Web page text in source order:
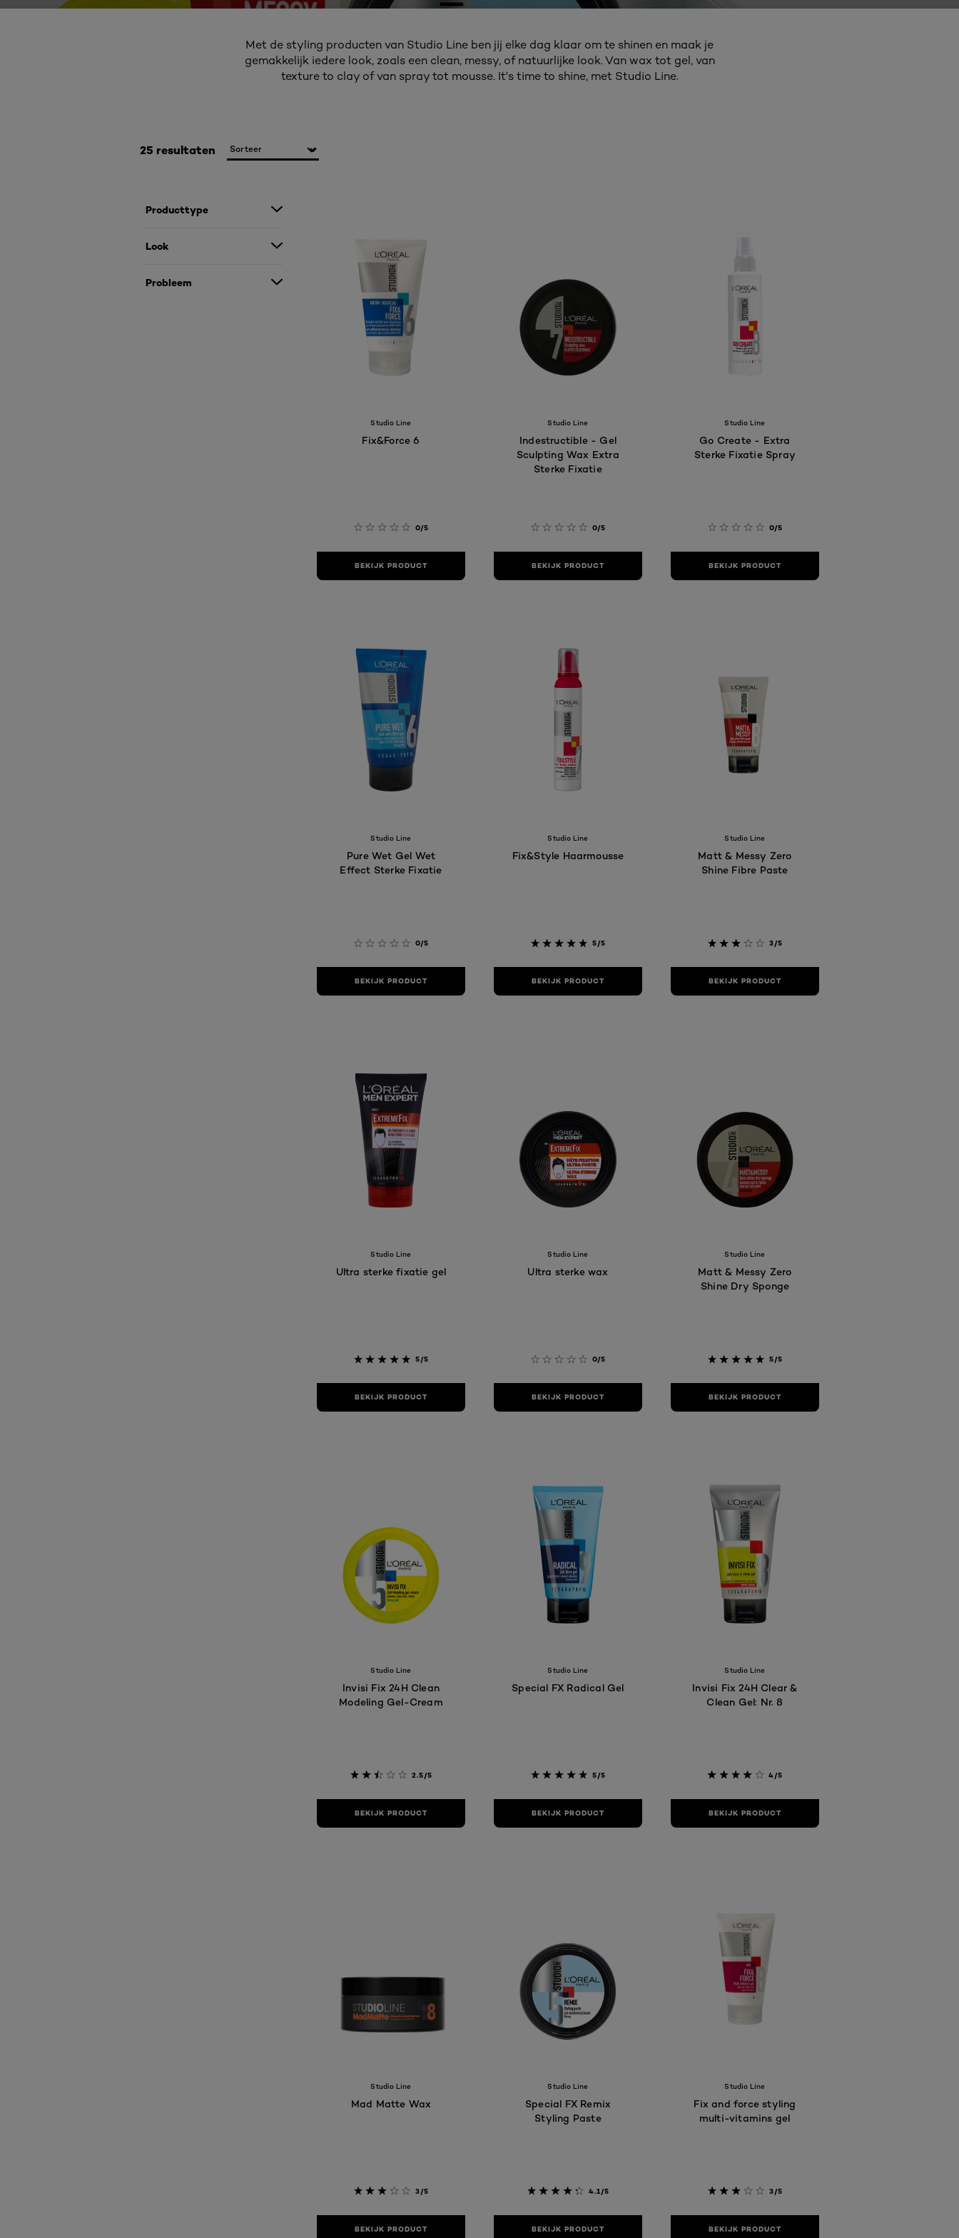
Met de styling producten van Studio Line ben jij elke dag klaar om te shinen en maak je
gemakkelijk iedere look, zoals een clean, messy, of natuurlijke look. Van wax tot gel, van
texture to clay of van spray tot mousse. It's time to shine, met Studio Line.
25 resultaten
Producttype
Look
Probleem
Studio Line
Fix&Force 6
0/5
BEKIJK PRODUCT
Studio Line
Indestructible - Gel
Sculpting Wax Extra
Sterke Fixatie
0/5
BEKIJK PRODUCT
Studio Line
Go Create - Extra
Sterke Fixatie Spray
0/5
BEKIJK PRODUCT
Studio Line
Pure Wet Gel Wet
Effect Sterke Fixatie
0/5
BEKIJK PRODUCT
Studio Line
Fix&Style Haarmousse
5/5
BEKIJK PRODUCT
Studio Line
Matt & Messy Zero
Shine Fibre Paste
3/5
BEKIJK PRODUCT
Studio Line
Ultra sterke fixatie gel
5/5
BEKIJK PRODUCT
Studio Line
Ultra sterke wax
0/5
BEKIJK PRODUCT
Studio Line
Matt & Messy Zero
Shine Dry Sponge
5/5
BEKIJK PRODUCT
Studio Line
Invisi Fix 24H Clean
Modeling Gel-Cream
2.5/5
BEKIJK PRODUCT
Studio Line
Special FX Radical Gel
5/5
BEKIJK PRODUCT
Studio Line
Invisi Fix 24H Clear &
Clean Gel: Nr. 8
4/5
BEKIJK PRODUCT
Studio Line
Mad Matte Wax
3/5
BEKIJK PRODUCT
Studio Line
Special FX Remix
Styling Paste
4.1/5
BEKIJK PRODUCT
Studio Line
Fix and force styling
multi-vitamins gel
3/5
BEKIJK PRODUCT